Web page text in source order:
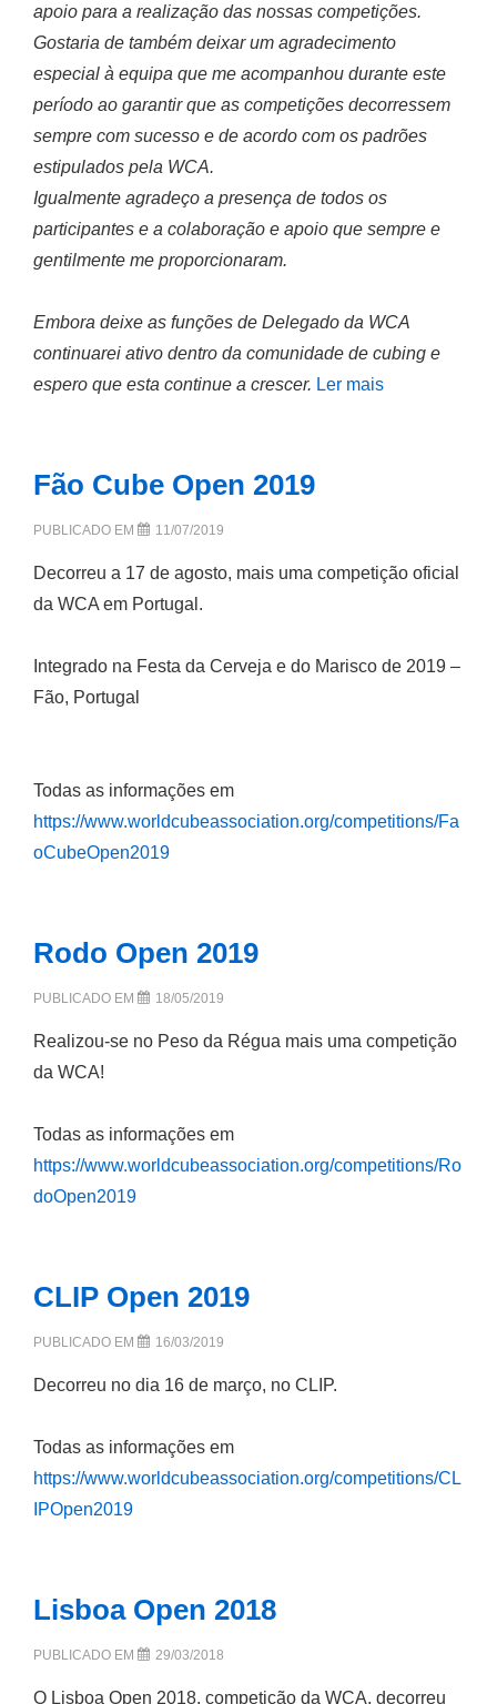
apoio para a realização das nossas competições.
Gostaria de também deixar um agradecimento
especial à equipa que me acompanhou durante este
período ao garantir que as competições decorressem
sempre com sucesso e de acordo com os padrões
estipulados pela WCA.
Igualmente agradeço a presença de todos os
participantes e a colaboração e apoio que sempre e
gentilmente me proporcionaram.
Embora deixe as funções de Delegado da WCA
continuarei ativo dentro da comunidade de cubing e
espero que esta continue a crescer. Ler mais
Fão Cube Open 2019
PUBLICADO EM 11/07/2019
Decorreu a 17 de agosto, mais uma competição oficial
da WCA em Portugal.
Integrado na Festa da Cerveja e do Marisco de 2019 –
Fão, Portugal
Todas as informações em
https://www.worldcubeassociation.org/competitions/Fa
oCubeOpen2019
Rodo Open 2019
PUBLICADO EM 18/05/2019
Realizou-se no Peso da Régua mais uma competição
da WCA!
Todas as informações em
https://www.worldcubeassociation.org/competitions/Ro
doOpen2019
CLIP Open 2019
PUBLICADO EM 16/03/2019
Decorreu no dia 16 de março, no CLIP.
Todas as informações em
https://www.worldcubeassociation.org/competitions/CL
IPOpen2019
Lisboa Open 2018
PUBLICADO EM 29/03/2018
O Lisboa Open 2018, competição da WCA, decorreu